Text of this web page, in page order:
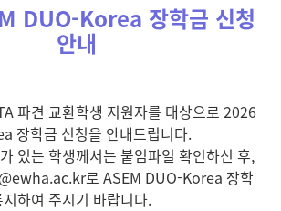
DUO-Korea 장학금 신청
안내
파견 교환학생 지원자를 대상으로 2026
장학금 신청을 안내드립니다.
있는 학생께서는 붙임파일 확인하신 후,
.kr로 ASEM DUO-Korea 장학
하여 주시기 바랍니다.